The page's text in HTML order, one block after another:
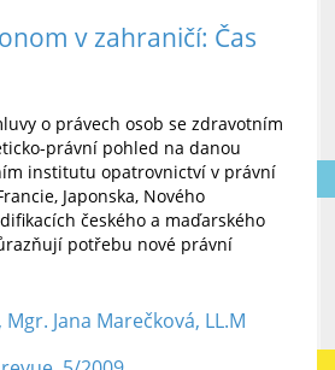
v zahraničí: Čas
o právech osob se zdravotním
právní pohled na danou
institutu opatrovnictví v právní
Japonska, Nového
českého a maďarského
potřebu nové právní
Jana Marečková, LL.M